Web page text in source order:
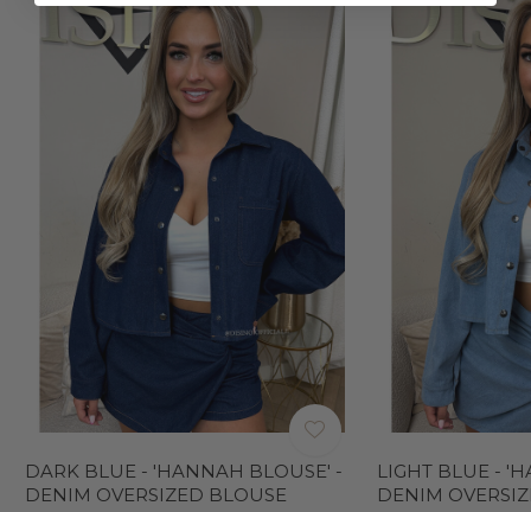
DARK BLUE - 'HANNAH BLOUSE' -
DENIM OVERSIZED BLOUSE
LIGHT BLUE -
DENIM